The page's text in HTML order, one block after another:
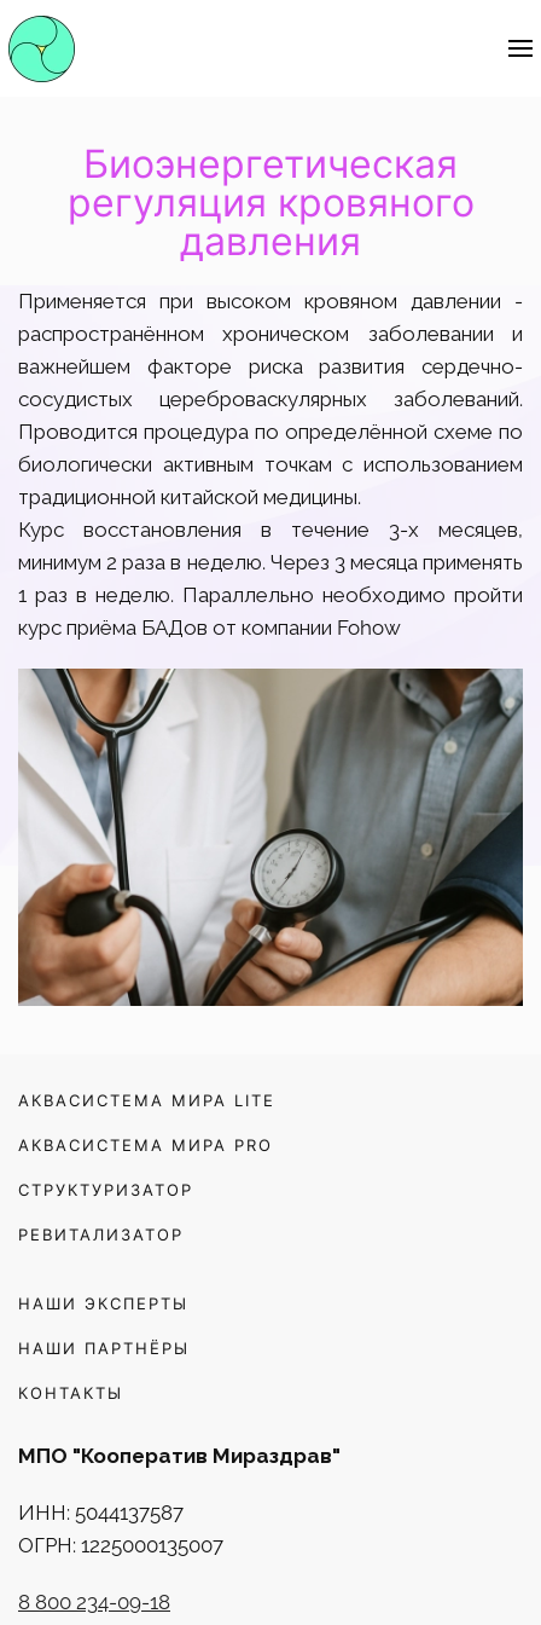
Биоэнергетическая
регуляция кровяного
давления
Применяется при высоком кровяном давлении -
распространённом хроническом заболевании и
важнейшем факторе риска развития сердечно-
сосудистых цереброваскулярных заболеваний.
Проводится процедура по определённой схеме по
биологически активным точкам с использованием
традиционной китайской медицины.
Курс восстановления в течение 3-х месяцев,
минимум 2 раза в неделю. Через 3 месяца применять
1 раз в неделю. Параллельно необходимо пройти
курс приёма БАДов от компании Fohow
АКВАСИСТЕМА МИРА LITE
АКВАСИСТЕМА МИРА PRO
СТРУКТУРИЗАТОР
РЕВИТАЛИЗАТОР
НАШИ ЭКСПЕРТЫ
НАШИ ПАРТНЁРЫ
КОНТАКТЫ
МПО "Кооператив Мираздрав"
ИНН: 5044137587
ОГРН: 1225000135007
8 800 234-09-18